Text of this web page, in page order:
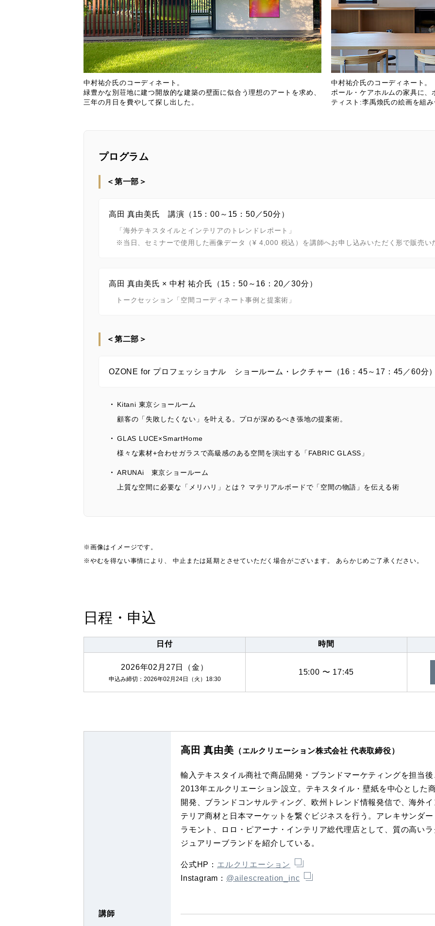
中村祐介氏のコーディネート。
緑豊かな別荘地に建つ開放的な建築の壁面に似合う理想のアートを求め、
三年の月日を費やして探し出した。
中村祐介氏のコーディネート。
ポール・ケアホルムの家具に
ティスト:李禹煥氏の絵画を組
プログラム
＜第一部＞
高田 真由美氏 講演（15：00～15：50／50分）
「海外テキスタイルとインテリアのトレンドレポート」
※当日、セミナーで使用した画像データ（¥ 4,000 税込）を講師へお申し込みいただく形で販売い
高田 真由美氏 × 中村 祐介氏（15：50～16：20／30分）
トークセッション「空間コーディネート事例と提案術」
＜第二部＞
OZONE for プロフェッショナル ショールーム・レクチャー（16：45～17：45／60分
Kitani 東京ショールーム
顧客の「失敗したくない」を叶える。プロが深めるべき張地の提案術。
GLAS LUCE×SmartHome
様々な素材+合わせガラスで高級感のある空間を演出する「FABRIC GLASS」
ARUNAi 東京ショールーム
上質な空間に必要な「メリハリ」とは？ マテリアルボードで「空間の物語」を伝える術
※画像はイメージです。
※やむを得ない事情により、 中止または延期とさせていただく場合がございます。 あらかじめご了承ください。
日程・申込
日付 時間
2026年02月27日（金）
申込み締切：2026年02月24日（火）18:30
15:00 〜 17:45
講師
高田 真由美 （エルクリエーション株式会社 代表取締役）
輸入テキスタイル商社で商品開発・ブランドマーケティングを担当後
2013年エルクリエーション設立。テキスタイル・壁紙を中心とした
開発、ブランドコンサルティング、欧州トレンド情報発信で、海外イ
テリア商材と日本マーケットを繋ぐビジネスを行う。アレキサンダー
ラモント、ロロ・ピアーナ・インテリア総代理店として、質の高いラ
ジュアリーブランドを紹介している。
公式HP： エルクリエーション
Instagram： @ailescreation_inc